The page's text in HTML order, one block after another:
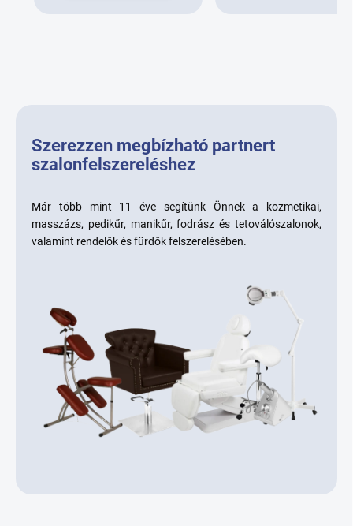
Szerezzen megbízható partnert
szalonfelszereléshez
Már több mint 11 éve segítünk Önnek a kozmetikai,
masszázs, pedikűr, manikűr, fodrász és tetoválószalonok,
valamint rendelők és fürdők felszerelésében.